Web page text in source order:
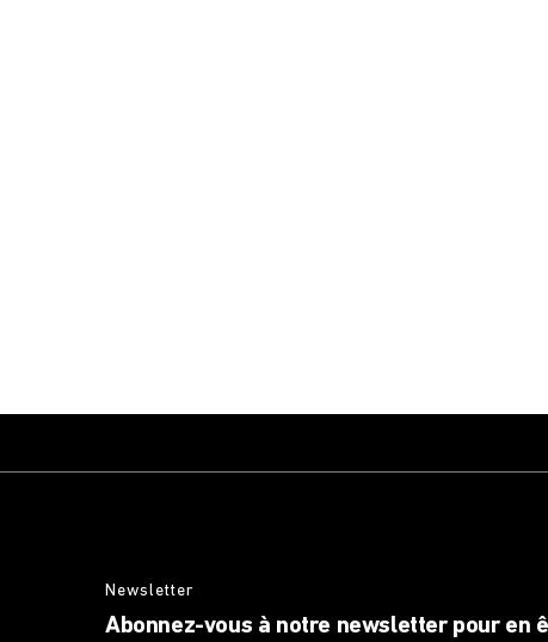
Newsletter
Abonnez-vous à notre newsletter pour en